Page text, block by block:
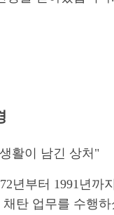
활이 남긴 상처"
년부터 1991년까
탄 업무를 수행